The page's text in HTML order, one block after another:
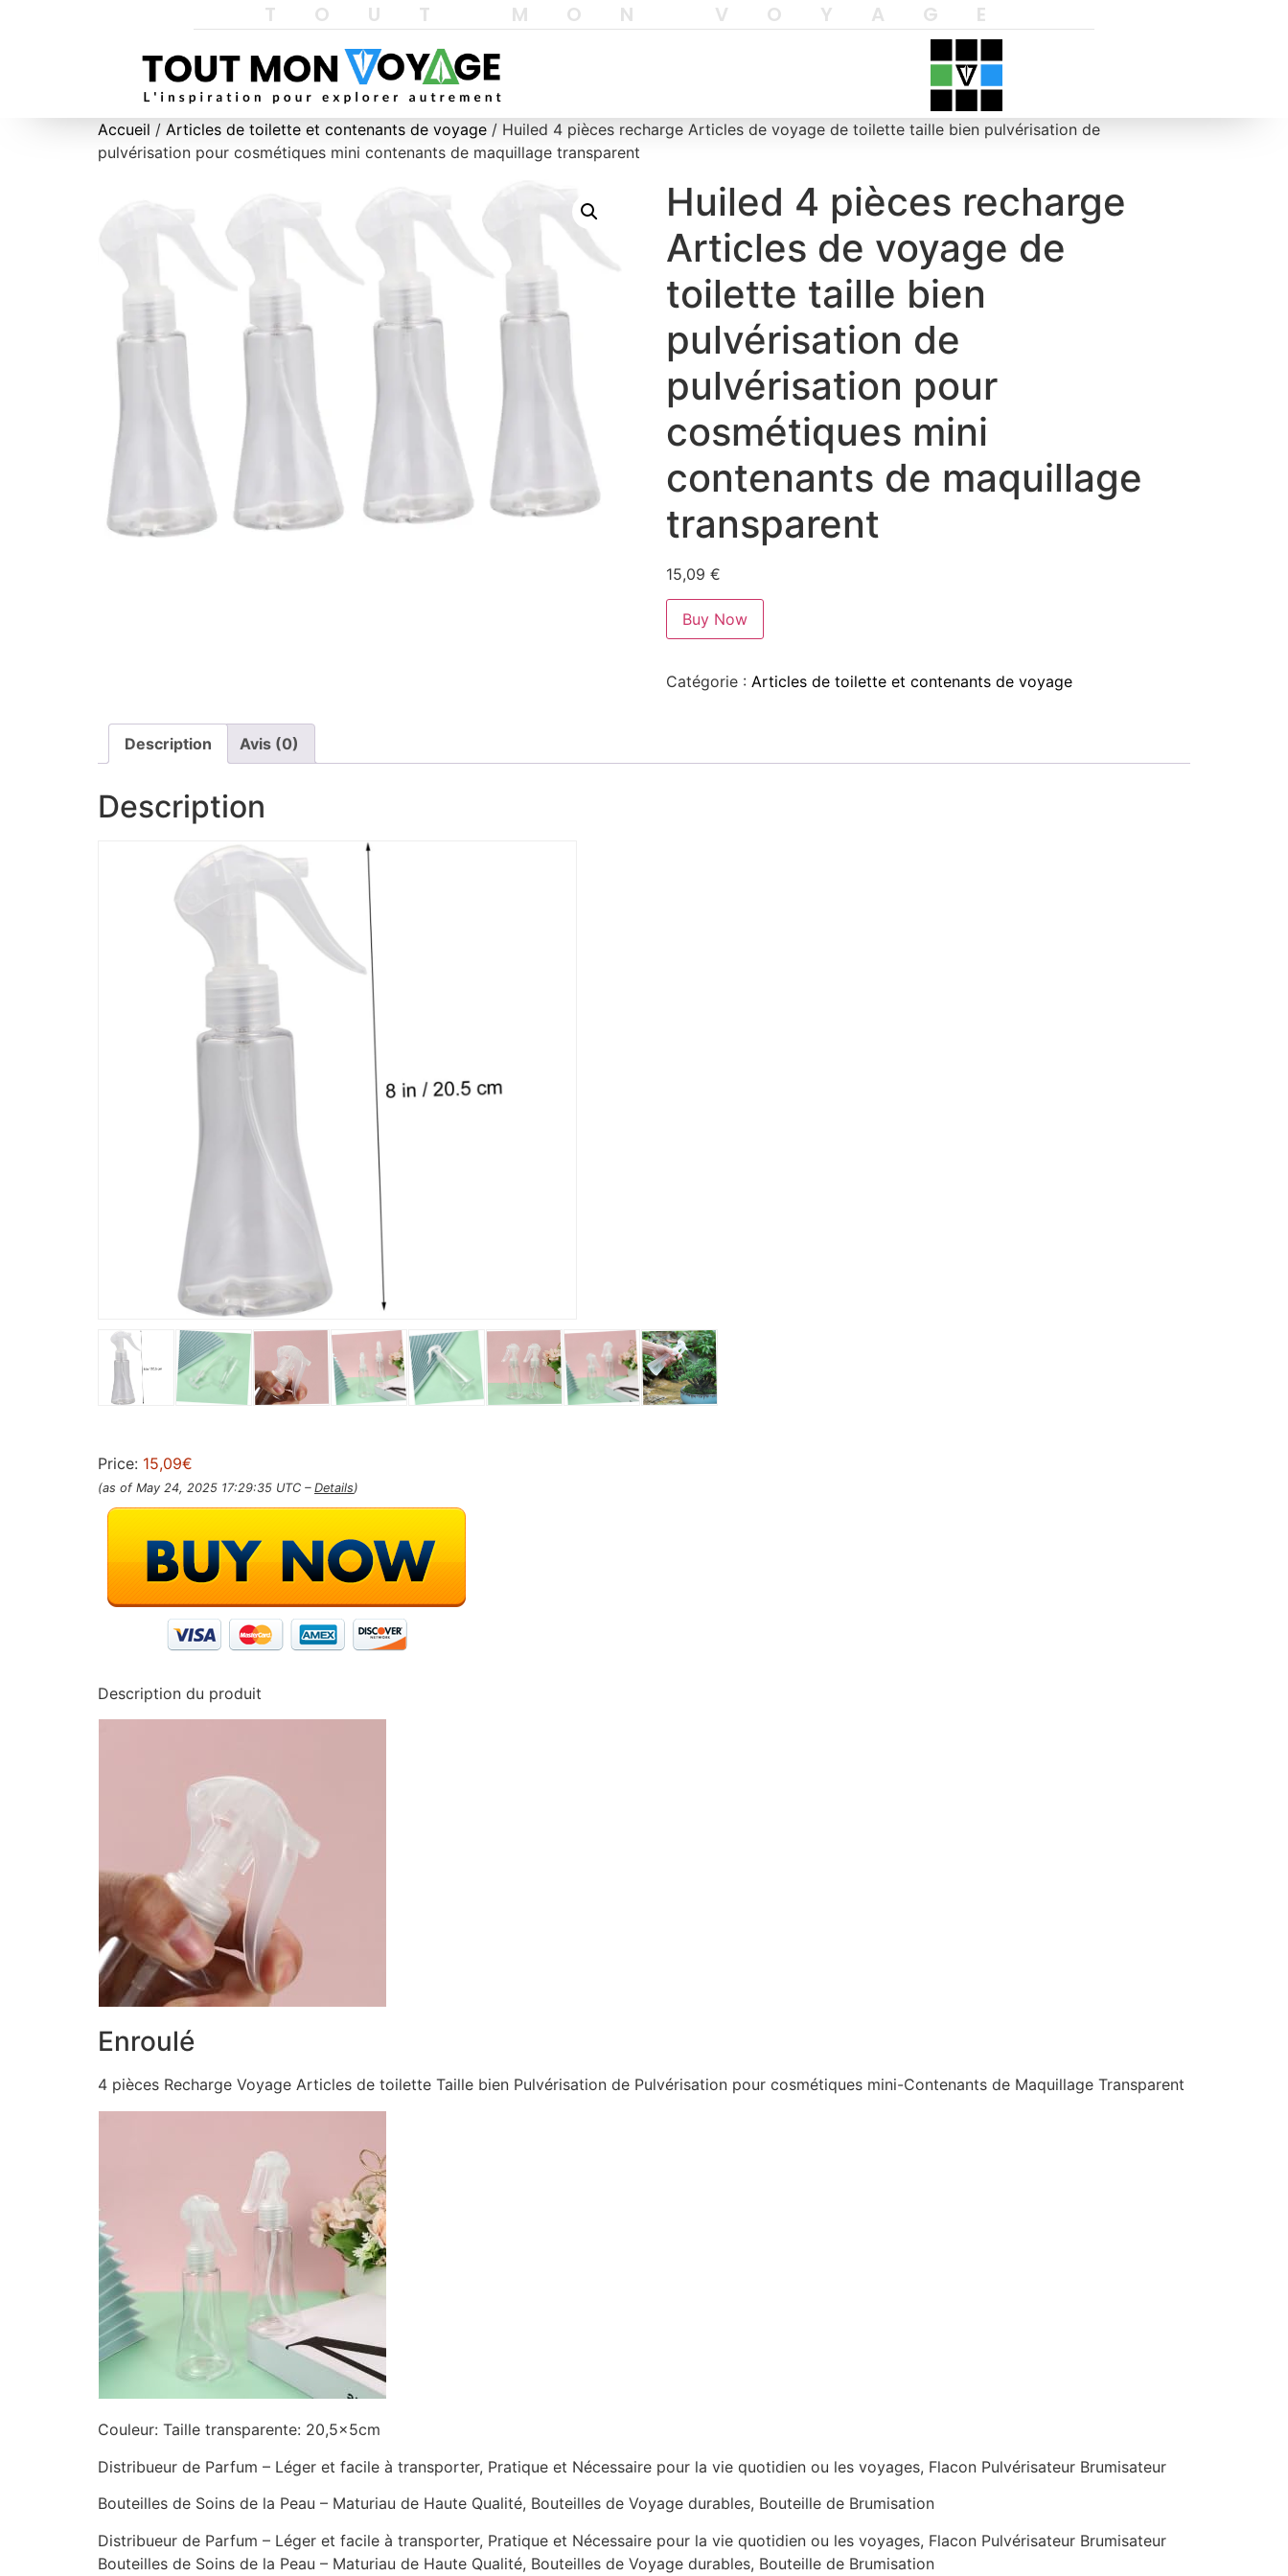
TOUT MON VOYAGE
Accueil / Articles de toilette et contenants de voyage / Huiled 4 pièces recharge Articles de voyage de toilette taille bien pulvérisation de
pulvérisation pour cosmétiques mini contenants de maquillage transparent
Huiled 4 pièces recharge
Articles de voyage de
toilette taille bien
pulvérisation de
pulvérisation pour
cosmétiques mini
contenants de maquillage
transparent
15,09 €
Buy Now
Catégorie : Articles de toilette et contenants de voyage
Description Avis (0)
Description
Price: 15,09€
(as of May 24, 2025 17:29:35 UTC – Details)
Description du produit
Enroulé
4 pièces Recharge Voyage Articles de toilette Taille bien Pulvérisation de Pulvérisation pour cosmétiques mini-Contenants de Maquillage Transparent
Couleur: Taille transparente: 20,5x5cm
Distribueur de Parfum – Léger et facile à transporter, Pratique et Nécessaire pour la vie quotidien ou les voyages, Flacon Pulvérisateur Brumisateur
Bouteilles de Soins de la Peau – Maturiau de Haute Qualité, Bouteilles de Voyage durables, Bouteille de Brumisation
Distribueur de Parfum – Léger et facile à transporter, Pratique et Nécessaire pour la vie quotidien ou les voyages, Flacon Pulvérisateur Brumisateur
Bouteilles de Soins de la Peau – Maturiau de Haute Qualité, Bouteilles de Voyage durables, Bouteille de Brumisation